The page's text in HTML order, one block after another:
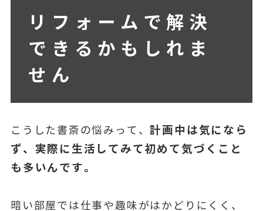
リフォームで解決
できるかもしれま
せん
こうした書斎の悩みって、計画中は気になら
ず、実際に生活してみて初めて気づくこと
も多いんです。
暗い部屋では仕事や趣味がはかどりにくく、